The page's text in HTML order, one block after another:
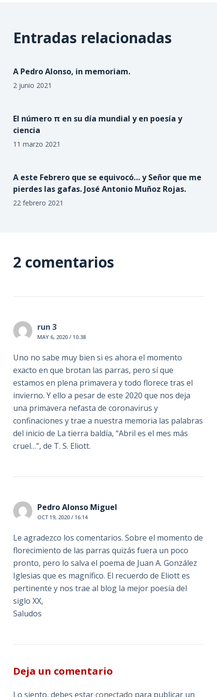
Entradas relacionadas
A Pedro Alonso, in memoriam.
2 junio 2021
El número π en su día mundial y en poesía y
ciencia
11 marzo 2021
A este Febrero que se equivocó… y Señor que me
pierdes las gafas. José Antonio Muñoz Rojas.
22 febrero 2021
2 comentarios
run 3
MAY 6, 2020 / 10:38
Uno no sabe muy bien si es ahora el momento
exacto en que brotan las parras, pero sí que
estamos en plena primavera y todo florece tras el
invierno. Y ello a pesar de este 2020 que nos deja
una primavera nefasta de coronavirus y
confinaciones y trae a nuestra memoria las palabras
del inicio de La tierra baldía, “Abril es el mes más
cruel…”, de T. S. Eliott.
Pedro Alonso Miguel
OCT 19, 2020 / 16:14
Le agradezco los comentarios. Sobre el momento de
florecimiento de las parras quizás fuera un poco
pronto, pero lo salva el poema de Juan A. González
Iglesias que es magnífico. El recuerdo de Eliott es
pertinente y nos trae al blog la mejor poesía del
siglo XX,
Saludos
Deja un comentario
Lo siento, debes estarconectado para publicar un